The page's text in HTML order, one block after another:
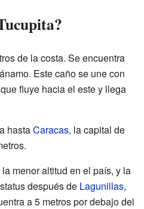
de la costa. Se encuentra
Este caño se une con
fluye hacia el este y llega
hastaCaracas, la capital de
menor altitud en el país, y la
después de Lagunillas,
a 5 metros por debajo del